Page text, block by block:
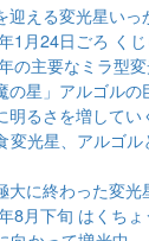
迎える変光星いっ
1月24日ごろ く
の主要なミラ型
の星」アルゴル
明るさを増して
変光星、アルゴ
大に終わった変
8月下旬 はくち